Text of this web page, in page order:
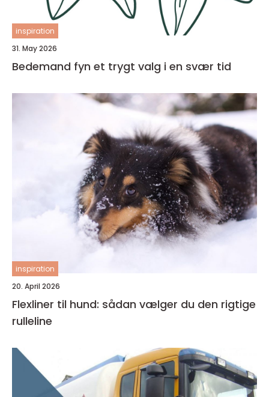
inspiration
31. May 2026
Bedemand fyn et trygt valg i en svær tid
inspiration
20. April 2026
Flexliner til hund: sådan vælger du den rigtige
rulleline